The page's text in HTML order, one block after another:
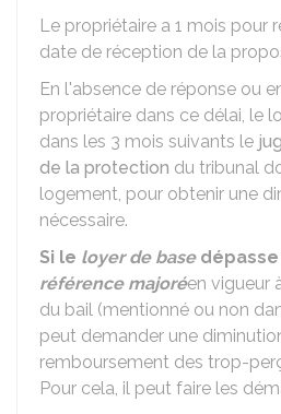
Le propriétaire a 1 mois pour
date de réception de la
En l'absence de réponse ou
propriétaire dans ce délai, le
dans les 3 mois suivants le
de la protection du tribunal
logement, pour obtenir une
nécessaire.
Si le loyer de basedépasse
référence majoréen vigueur
du bail (mentionné ou non
peut demander une
remboursement des trop-
Pour cela, il peut faire les